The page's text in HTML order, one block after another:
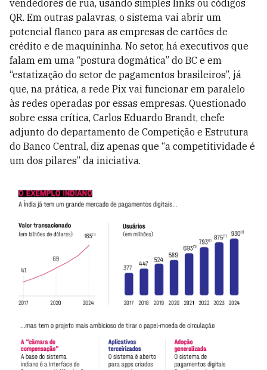
vendedores de rua, usando simples links ou códigos
QR. Em outras palavras, o sistema vai abrir um
potencial flanco para as empresas de cartões de
crédito e de maquininha. No setor, há executivos que
falam em uma “postura dogmática” do BC e em
“estatização do setor de pagamentos brasileiros”, já
que, na prática, a rede Pix vai funcionar em paralelo
às redes operadas por essas empresas. Questionado
sobre essa crítica, Carlos Eduardo Brandt, chefe
adjunto do departamento de Competição e Estrutura
do Banco Central, diz apenas que “a competitividade é
um dos pilares” da iniciativa.